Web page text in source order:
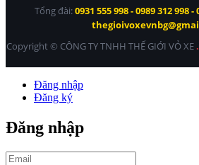
Tổng đài:0931 555 998 - 0989 312 998 -
Copyright © CÔNG TY TNHH THẾ GIỚI VỎ XE
Đăng nhập
Đăng ký
Đăng nhập